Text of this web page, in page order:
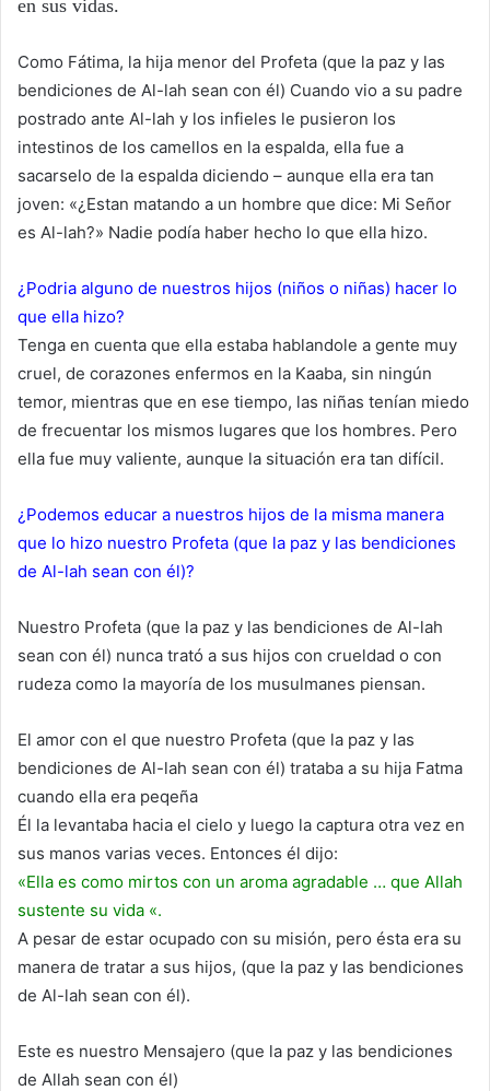
en sus vidas.
Como Fátima, la hija menor del Profeta (que la paz y las
bendiciones de Al-lah sean con él) Cuando vio a su padre
postrado ante Al-lah y los infieles le pusieron los
intestinos de los camellos en la espalda, ella fue a
sacarselo de la espalda diciendo – aunque ella era tan
joven: «¿Estan matando a un hombre que dice: Mi Señor
es Al-lah?» Nadie podía haber hecho lo que ella hizo.
¿Podria alguno de nuestros hijos (niños o niñas) hacer lo
que ella hizo?
Tenga en cuenta que ella estaba hablandole a gente muy
cruel, de corazones enfermos en la Kaaba, sin ningún
temor, mientras que en ese tiempo, las niñas tenían miedo
de frecuentar los mismos lugares que los hombres. Pero
ella fue muy valiente, aunque la situación era tan difícil.
¿Podemos educar a nuestros hijos de la misma manera
que lo hizo nuestro Profeta (que la paz y las bendiciones
de Al-lah sean con él)?
Nuestro Profeta (que la paz y las bendiciones de Al-lah
sean con él) nunca trató a sus hijos con crueldad o con
rudeza como la mayoría de los musulmanes piensan.
El amor con el que nuestro Profeta (que la paz y las
bendiciones de Al-lah sean con él) trataba a su hija Fatma
cuando ella era peqeña
Él la levantaba hacia el cielo y luego la captura otra vez en
sus manos varias veces. Entonces él dijo:
«Ella es como mirtos con un aroma agradable … que Allah
sustente su vida «.
A pesar de estar ocupado con su misión, pero ésta era su
manera de tratar a sus hijos, (que la paz y las bendiciones
de Al-lah sean con él).
Este es nuestro Mensajero (que la paz y las bendiciones
de Allah sean con él)